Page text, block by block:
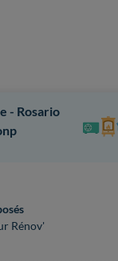
- Rosario
Rénov'